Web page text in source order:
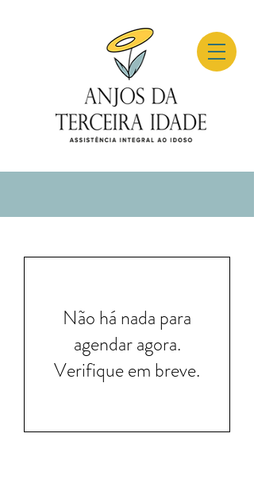
Não há nada para
agendar agora.
Verifique em breve.